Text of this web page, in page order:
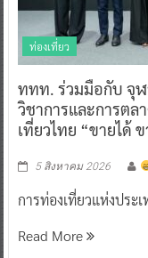
ท่องเที่ยว
ททท. ร่วมมือกับ จุ
วิชาการและการตล
เที่ยวไทย “ขายได้
5 สิงหาคม 2026
การท่องเที่ยวแห่งประเ
Read More